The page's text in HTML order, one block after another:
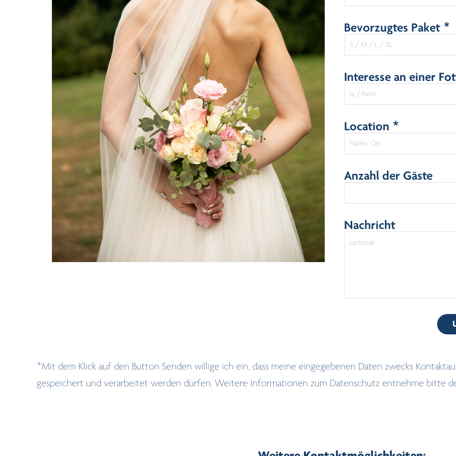
Bevorzugtes Paket *
Interesse an einer
Location *
Anzahl der Gäste
Nachricht
*Mit dem Klick auf den Button Senden willige ich ein, dass meine eingegebenen Daten zwecks
gespeichert und verarbeitet werden dürfen. Weitere Informationen zum Datenschutz entnehme bitte